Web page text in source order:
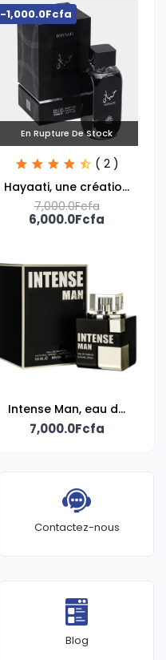
-1,000.0Fcfa
En Rupture De Stock
( 2 )
Hayaati, une création
pour homme signée
Fragrance World
7,000.0Fcfa
6,000.0Fcfa
Intense Man, eau de
parfum 100ml signée
7,000.0Fcfa
Contactez-nous
Blog